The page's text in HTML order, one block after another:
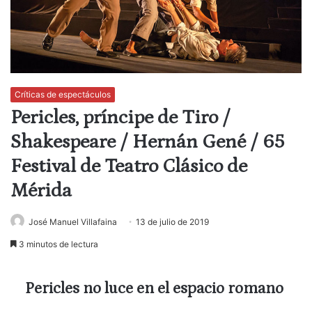
Críticas de espectáculos
Pericles, príncipe de Tiro /
Shakespeare / Hernán Gené / 65
Festival de Teatro Clásico de
Mérida
José Manuel Villafaina 13 de julio de 2019
3 minutos de lectura
Pericles no luce en el espacio romano